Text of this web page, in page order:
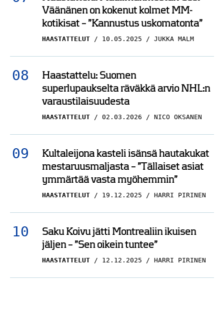
kotikisat – ”Kannustus uskomatonta”
HAASTATTELUT 10.05.2025 JUKKA MALM
Haastattelu: Suomen
superlupaukselta räväkkä arvio NHL:n
varaustilaisuudesta
HAASTATTELUT 02.03.2026
Kultaleijona kasteli isänsä hautakukat
mestaruusmaljasta – ”Tällaiset asiat
ymmärtää vasta myöhemmin”
HAASTATTELUT 19.12.2025 HARRI PIRINEN
Saku Koivu jätti Montrealiin ikuisen
jäljen – ”Sen oikein tuntee”
HAASTATTELUT 12.12.2025 HARRI PIRINEN